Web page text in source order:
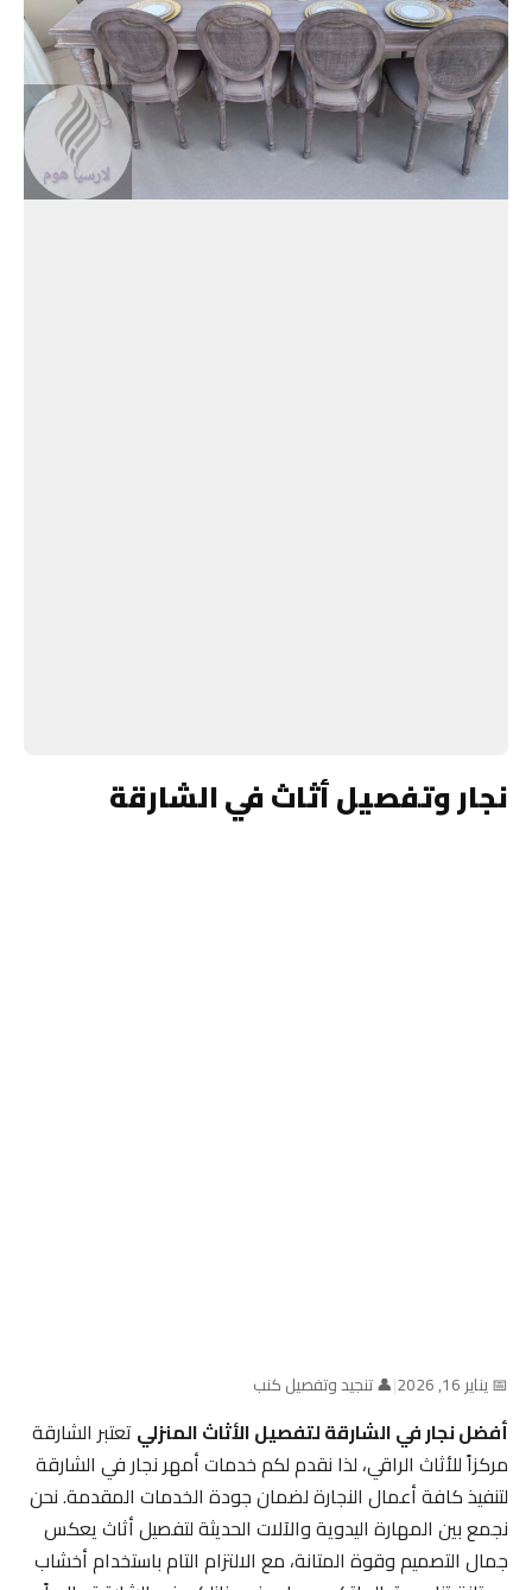
نجار وتفصيل أثاث في الشارقة
📅 يناير 16, 2026 |👤 تنجيد وتفصيل كنب
أفضل نجار في الشارقة لتفصيل الأثاث المنزليتعتبر الشارقة
مركزاً للأثاث الراقي، لذا نقدم لكم خدمات أمهر نجار في الشارقة
لتنفيذ كافة أعمال النجارة لضمان جودة الخدمات المقدمة. نحن
نجمع بين المهارة اليدوية والآلات الحديثة لتفصيل أثاث يعكس
جمال التصميم وقوة المتانة، مع الالتزام التام باستخدام أخشاب